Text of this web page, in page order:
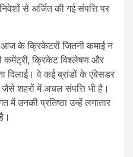
से अर्जित की गई संपत्ति पर
के क्रिकेटरों जितनी कमाई न
कमेंट्री, क्रिकेट विश्लेषण और
वे कई ब्रांडों के एंबेसडर
शहरों में अचल संपत्ति भी है।
में उनकी प्रतिष्ठा उन्हें लगातार